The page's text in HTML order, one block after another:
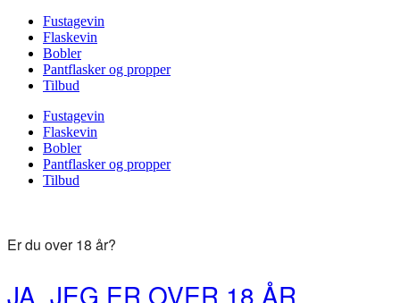
Fustagevin
Flaskevin
Bobler
Pantflasker og propper
Tilbud
Fustagevin
Flaskevin
Bobler
Pantflasker og propper
Tilbud
Er du over 18 år?
JA, JEG ER OVER 18 ÅR